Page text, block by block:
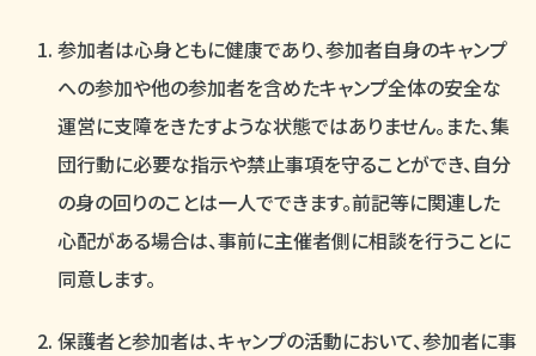
参加者は心身ともに健康であり、参加者自身のキャンプ
への参加や他の参加者を含めたキャンプ全体の安全な
運営に支障をきたすような状態ではありません。また、集
団行動に必要な指示や禁止事項を守ることができ、自分
の身の回りのことは一人でできます。前記等に関連した
心配がある場合は、事前に主催者側に相談を行うことに
同意します。
保護者と参加者は、キャンプの活動において、参加者に事